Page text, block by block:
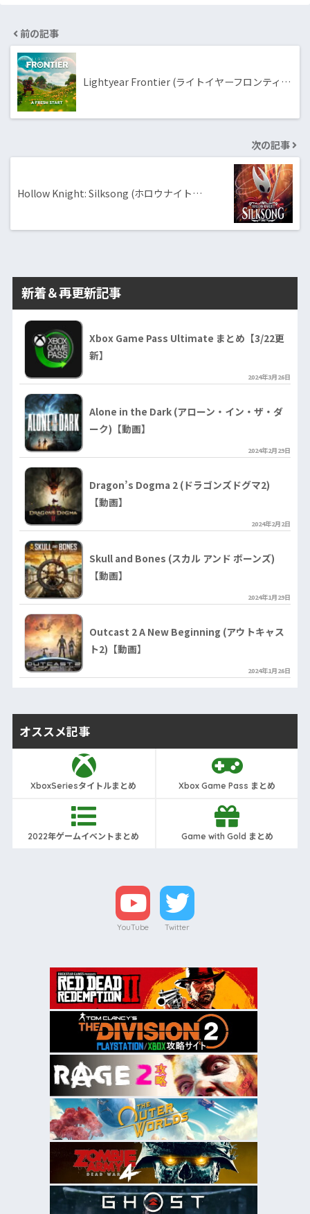
前の記事
Lightyear Frontier (ライトイヤーフロンティ…
次の記事
Hollow Knight: Silksong (ホロウナイト…
新着＆再更新記事
Xbox Game Pass Ultimate まとめ【3/22更
新】
2024年3月26日
Alone in the Dark (アローン・イン・ザ・ダ
ーク)【動画】
2024年2月29日
Dragon’s Dogma 2 (ドラゴンズドグマ2)
【動画】
2024年2月2日
Skull and Bones (スカル アンド ボーンズ)
【動画】
2024年1月29日
Outcast 2 A New Beginning (アウトキャス
ト2)【動画】
2024年1月26日
オススメ記事
XboxSeriesタイトルまとめ Xbox Game Pass まとめ
2022年ゲームイベントまとめ Game with Gold まとめ
YouTube Twitter